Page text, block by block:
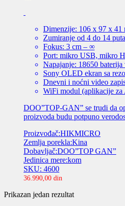
Dimenzije: 106 x 97 x 41
Zumiranje od 4 do 14 puta
Fokus: 3 cm – ∞
Port: mikro USB, mikro
Napajanje: 18650
Sony OLED ekran sa
Dnevni i noćni video
WiFi modul (aplikacije
DOO”TOP-GAN” se trudi da
proizvoda budu potpuno
Proizvođač:HIKMICRO
Zemlja porekla:Kina
Dobavljač:DOO”TOP GAN”
Jedinica mere:kom
SKU: 4600
36.990,00 din
Prikazan jedan rezultat